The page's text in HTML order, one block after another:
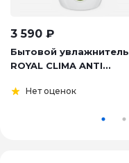
3 590 ₽
Бытовой увлажнитель
ROYAL CLIMA ANTI...
Нет оценок